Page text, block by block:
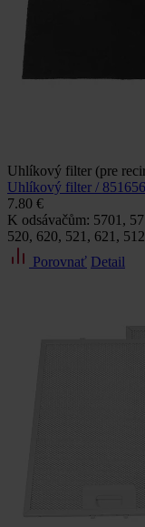
Uhlíkový filter (pre
Uhlíkový filter /
7.80 €
K odsávačům: 5701,
520, 620, 521, 621,
Porovnať Detail